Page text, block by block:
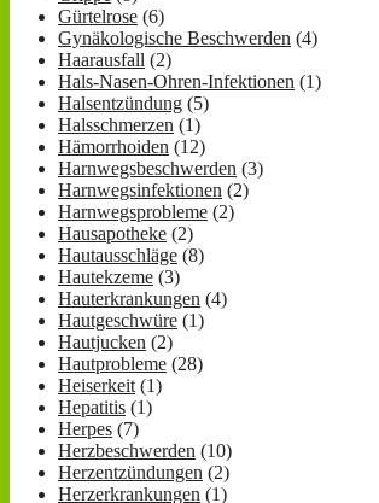
Gürtelrose (6)
Gynäkologische Beschwerden (4)
Haarausfall (2)
Hals-Nasen-Ohren-Infektionen (1)
Halsentzündung (5)
Halsschmerzen (1)
Hämorrhoiden (12)
Harnwegsbeschwerden (3)
Harnwegsinfektionen (2)
Harnwegsprobleme (2)
Hausapotheke (2)
Hautausschläge (8)
Hautekzeme (3)
Hauterkrankungen (4)
Hautgeschwüre (1)
Hautjucken (2)
Hautprobleme (28)
Heiserkeit (1)
Hepatitis (1)
Herpes (7)
Herzbeschwerden (10)
Herzentzündungen (2)
Herzerkrankungen (1)